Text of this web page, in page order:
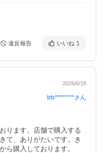
違反報告 いいね 1
2026/6/18
bts********さん
ります。店舗で購入する
て、ありがたいです。き
ら購入しております。